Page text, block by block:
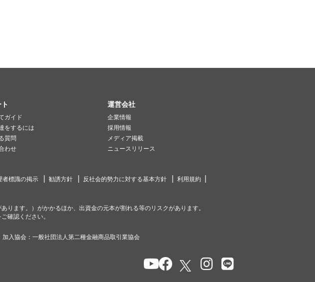
ガイド
をするには
質問
わせ
運営会社
企業情報
採用情報
メディア掲載
ニュースリリース
者標識の掲示 勧誘方針 反社会的勢力に対する基本方針 利用規約
ます。）がかかるほか、出資金の元本が割れる等のリスクがあります。
確認ください。
入協会：一般社団法人第二種金融商品取引業協会